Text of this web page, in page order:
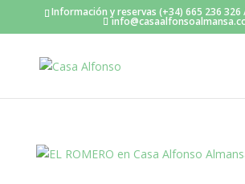
Información y reservas (+34) 665 236 326